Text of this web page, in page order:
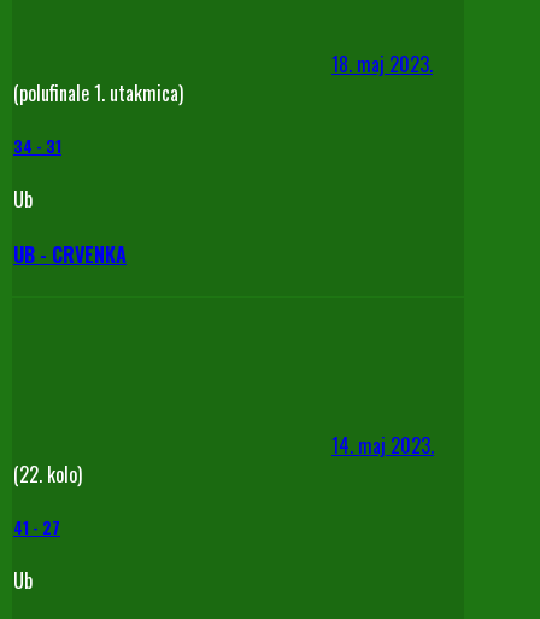
18. maj 2023.
(polufinale 1. utakmica)
34 - 31
Ub
UB - CRVENKA
14. maj 2023.
(22. kolo)
41 - 27
Ub